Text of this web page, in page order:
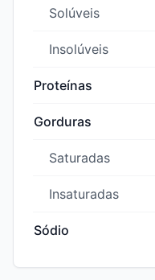
Solúveis
Insolúveis
Proteínas
Gorduras
Saturadas
Insaturadas
Sódio